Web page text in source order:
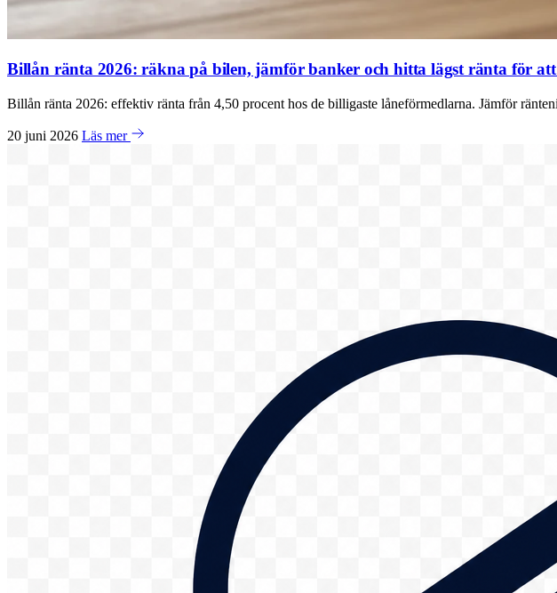
Billån ränta 2026: räkna på bilen, jämför banker och hitta lägst ränta för
Billån ränta 2026: effektiv ränta från 4,50 procent hos de billigaste låneförmedlarna. Jämför
20 juni 2026 Läs mer